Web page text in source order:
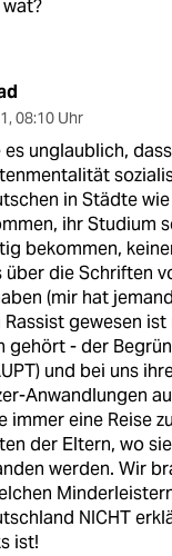
wat?
, 08:10 Uhr
es unglaublich,
in Städte
ihr Studium
bekommen,
über die Schriften
(mir hat
Rassist gewesen
gehört - der
und bei uns
Anwandlungen
immer eine Reise
der Eltern, wo
werden. Wir
NICHT
ist!